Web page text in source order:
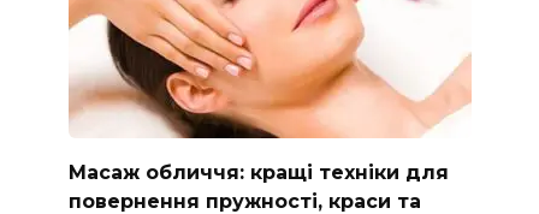
Масаж обличчя: кращі техніки для
повернення пружності, краси та